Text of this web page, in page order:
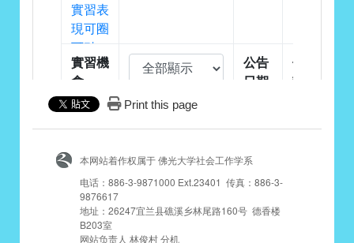
Print this page
本网站着作权属于 佛光大学社会工作学系
电话：886-3-9871000 Ext.23401 传真：886-3-
9876617
地址：26247宜兰县礁溪乡林尾路160号 德香楼
B203室
网站负责人 林俊村 分机